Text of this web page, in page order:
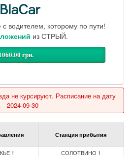
водителем, которому по пути!
из СТРЫЙ.
грн.
не курсируют. Расписание на дату
2024-09-30
Станция прибытия
1 СОЛОТВИНО 1